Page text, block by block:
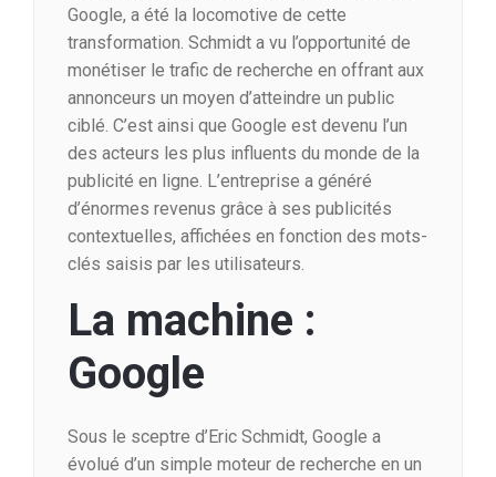
Google, a été la locomotive de cette
transformation. Schmidt a vu l’opportunité de
monétiser le trafic de recherche en offrant aux
annonceurs un moyen d’atteindre un public
ciblé. C’est ainsi que Google est devenu l’un
des acteurs les plus influents du monde de la
publicité en ligne. L’entreprise a généré
d’énormes revenus grâce à ses publicités
contextuelles, affichées en fonction des mots-
clés saisis par les utilisateurs.
La machine :
Google
Sous le sceptre d’Eric Schmidt, Google a
évolué d’un simple moteur de recherche en un